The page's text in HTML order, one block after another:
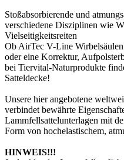
Stoßabsorbierende und
verschiedene Disziplinen wie
Vielseitigkeitsreiten
Ob AirTec V-Line
oder eine Korrektur,
bei Tiervital-Naturprodukte
Satteldecke!
Unsere hier angebotene
verbindet bewährte
Lammfellsattelunterlagen mit
Form von hochelastischem,
HINWEIS!!!